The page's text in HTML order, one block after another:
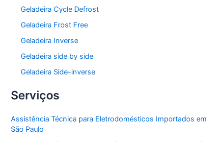
Geladeira Cycle Defrost
Geladeira Frost Free
Geladeira Inverse
Geladeira side by side
Geladeira Side-inverse
Serviços
Assistência Técnica para Eletrodomésticos Importados em
São Paulo